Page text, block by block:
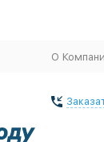
О